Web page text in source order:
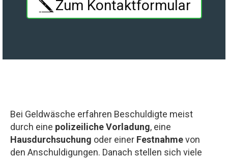
Zum Kontaktformular
Bei Geldwäsche erfahren Beschuldigte meist
durch eine polizeiliche Vorladung, eine
Hausdurchsuchung oder einer Festnahmevon
den Anschuldigungen. Danach stellen sich viele